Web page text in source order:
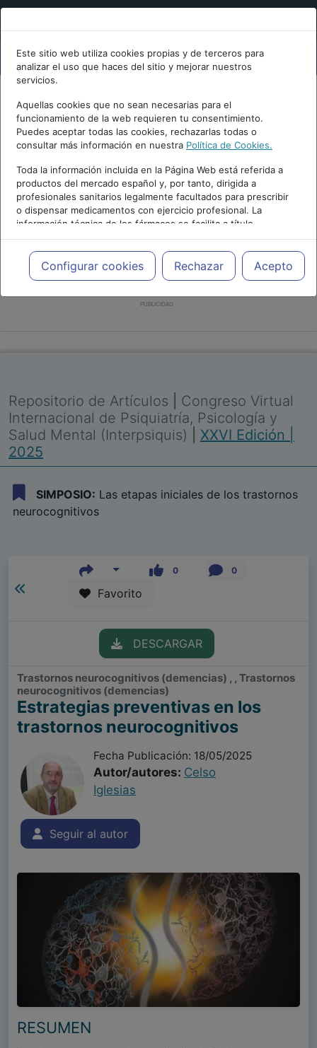
Este sitio web utiliza cookies propias y de terceros para
analizar el uso que haces del sitio y mejorar nuestros
servicios.
Aquellas cookies que no sean necesarias para el
funcionamiento de la web requieren tu consentimiento.
Puedes aceptar todas las cookies, rechazarlas todas o
consultar más información en nuestra Política de Cookies.
Toda la información incluida en la Página Web está referida a
productos del mercado español y, por tanto, dirigida a
profesionales sanitarios legalmente facultados para prescribir
o dispensar medicamentos con ejercicio profesional. La
información técnica de los fármacos se facilita a título
meramente informativo, siendo responsabilidad de los
profesionales facultados prescribir medicamentos y decidir, en
cada caso concreto, el tratamiento más adecuado a las
necesidades del paciente.
Configurar cookies Rechazar Acepto
PUBLICIDAD
Repositorio de Artículos
Congreso Virtual
Internacional de Psiquiatría, Psicología y
Salud Mental (Interpsiquis)
XXVI Edición |
2025
SIMPOSIO: Las etapas iniciales de los trastornos
neurocognitivos
0 0
Favorito
DESCARGAR
Trastornos neurocognitivos (demencias) , , Trastornos
neurocognitivos (demencias)
Estrategias preventivas en los
trastornos neurocognitivos
Fecha Publicación: 18/05/2025
Autor/autores: Celso
Iglesias
Seguir al autor
RESUMEN